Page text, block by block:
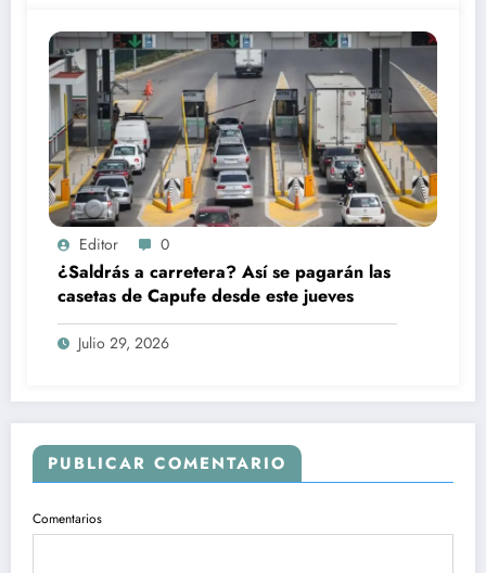
Editor 0
¿Saldrás a carretera? Así se pagarán las
casetas de Capufe desde este jueves
Julio 29, 2026
PUBLICAR COMENTARIO
Comentarios